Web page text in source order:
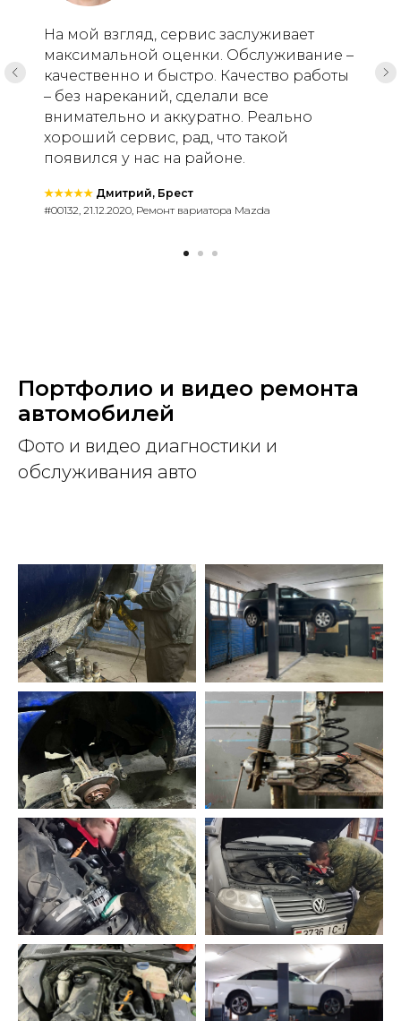
На мой взгляд, сервис заслуживает
максимальной оценки. Обслуживание –
качественно и быстро. Качество работы
– без нареканий, сделали все
внимательно и аккуратно. Реально
хороший сервис, рад, что такой
появился у нас на районе.
★★★★★ Дмитрий, Брест
#00132, 21.12.2020, Ремонт вариатора Mazda
Портфолио и видео ремонта
автомобилей
Фото и видео диагностики и
обслуживания авто